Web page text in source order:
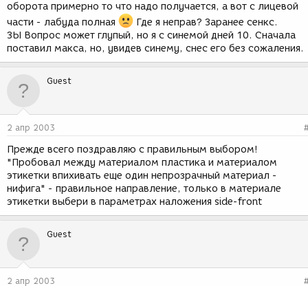
оборота примерно то что надо получается, а вот с лицевой
части - лабуда полная
Где я неправ? Заранее сенкс.
ЗЫ Вопрос может глупый, но я с синемой дней 10. Сначала
поставил макса, но, увидев синему, снес его без сожаления.
Guest
2 апр 2003
Прежде всего поздравляю с правильным выбором!
"Пробовал между материалом пластика и материалом
этикетки впихивать еще один непрозрачный материал -
нифига" - правильное направление, только в материале
этикетки выбери в параметрах наложения side-front
Guest
2 апр 2003